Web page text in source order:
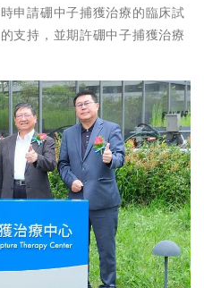
申請硼中子捕獲治療的臨床試
支持，並期許硼中子捕獲治療